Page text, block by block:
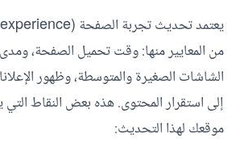
من المعايير منها: وقت تحميل الصفحة،
الشاشات الصغيرة والمتوسطة، وظهور
إلى استقرار المحتوى.هذه بعض النقاط التي
موقعك لهذا التحديث: